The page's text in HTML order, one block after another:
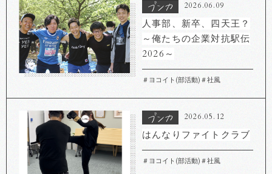
2026.06.09
人事部、新卒、四天王？
～俺たちの企業対抗駅伝
2026～
＃ヨコイト(部活動) ＃社風
2026.05.12
はんなりファイトクラブ
＃ヨコイト(部活動) ＃社風